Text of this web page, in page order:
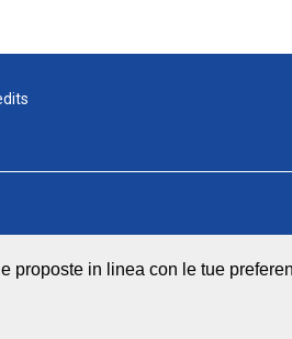
proposte in linea con le tue